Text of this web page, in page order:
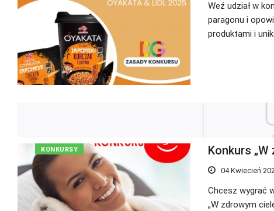
Weź udział w
paragonu i
produktami i
KONKURSY Konkurs
04 Kwiecień
Chcesz wygrać
„W zdrowym